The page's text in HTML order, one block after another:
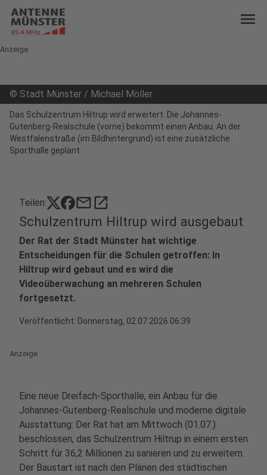
menu
Anzeige
© Stadt Münster / Michael Möller
Das Schulzentrum Hiltrup wird erweitert. Die Johannes-
Gutenberg-Realschule (vorne) bekommt einen Anbau. An der
Westfalenstraße (im Bildhintergrund) ist eine zusätzliche
Sporthalle geplant.
Teilen: mailopen_in_new
Schulzentrum Hiltrup wird ausgebaut
Der Rat der Stadt Münster hat wichtige
Entscheidungen für die Schulen getroffen: In
Hiltrup wird gebaut und es wird die
Videoüberwachung an mehreren Schulen
fortgesetzt.
Veröffentlicht: Donnerstag, 02.07.2026 06:39
Anzeige
Eine neue Dreifach-Sporthalle, ein Anbau für die
Johannes-Gutenberg-Realschule und moderne digitale
Ausstattung: Der Rat hat am Mittwoch (01.07.)
beschlossen, das Schulzentrum Hiltrup in einem ersten
Schritt für 36,2 Millionen zu sanieren und zu erweitern.
Der Baustart ist nach den Plänen des städtischen